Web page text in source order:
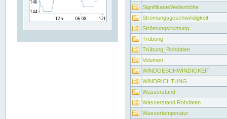
SignifikanteWellenhöhe
Strömungsgeschwindigkeit
Strömungsrichtung
Trübung
Trübung_Rohdaten
Volumen
WINDGESCHWINDIGKEIT
WINDRICHTUNG
Wasserstand
Wasserstand Rohdaten
Wassertemperatur